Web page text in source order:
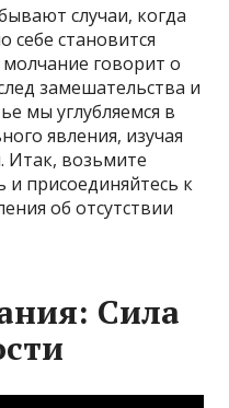
случаи, когда
себе становится
говорит о
замешательства и
мы углубляемся в
явления, изучая
Итак, возьмите
и присоединяйтесь к
об отсутствии
Сила